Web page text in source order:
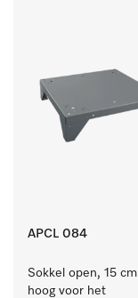
APCL 084
Sokkel open, 15 cm
hoog voor het